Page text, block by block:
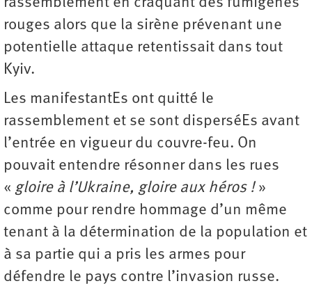
rouges alors que la sirène prévenant une
potentielle attaque retentissait dans tout
Kyiv.
Les manifestantEs ont quitté le
rassemblement et se sont disperséEs avant
l’entrée en vigueur du couvre-feu. On
pouvait entendre résonner dans les rues
« gloire à l’Ukraine, gloire aux héros ! »
comme pour rendre hommage d’un même
tenant à la détermination de la population et
à sa partie qui a pris les armes pour
défendre le pays contre l’invasion russe.